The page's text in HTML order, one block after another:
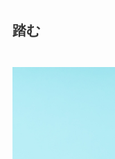
踏む